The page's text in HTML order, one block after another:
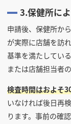
3.保健所に
申請後、保健所か
が実際に店舗を訪
基準を満たしてい
または店舗担当者の
検査時間はおよそ
いなければ後日再
ります。事前の確